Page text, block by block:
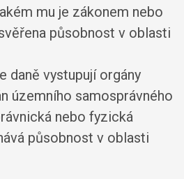
mu je zákonem nebo
působnost v oblasti
daně vystupují orgány
územního samosprávného
nebo fyzická
působnost v oblasti